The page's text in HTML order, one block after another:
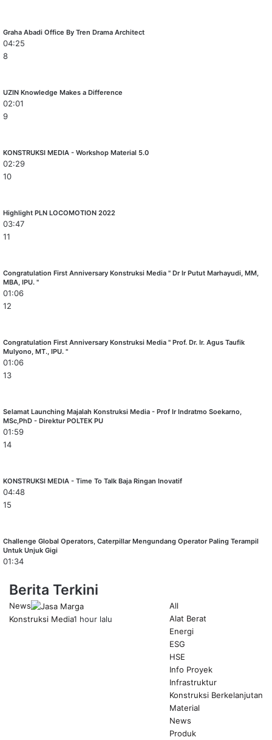
Graha Abadi Office By Tren Drama Architect
04:25
8
UZIN Knowledge Makes a Difference
02:01
9
KONSTRUKSI MEDIA - Workshop Material 5.0
02:29
10
Highlight PLN LOCOMOTION 2022
03:47
11
Congratulation First Anniversary Konstruksi Media " Dr Ir Putut Marhayudi, MM,
MBA, IPU. "
01:06
12
Congratulation First Anniversary Konstruksi Media " Prof. Dr. Ir. Agus Taufik
Mulyono, MT., IPU. "
01:06
13
Selamat Launching Majalah Konstruksi Media - Prof Ir Indratmo Soekarno,
MSc,PhD - Direktur POLTEK PU
01:59
14
KONSTRUKSI MEDIA - Time To Talk Baja Ringan Inovatif
04:48
15
Challenge Global Operators, Caterpillar Mengundang Operator Paling Terampil
Untuk Unjuk Gigi
01:34
Berita Terkini
All
Alat Berat
Energi
ESG
HSE
Info Proyek
Infrastruktur
Konstruksi Berkelanjutan
Material
News
Produk
News
Konstruksi Media1 hour lalu